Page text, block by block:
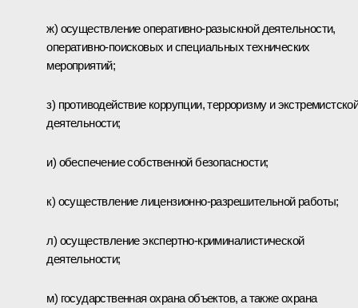
ж) осуществление оперативно-разыскной деятельности,
оперативно-поисковых и специальных технических
мероприятий;
з) противодействие коррупции, терроризму и
деятельности;
и) обеспечение собственной безопасности;
к) осуществление лицензионно-разрешительной работы;
л) осуществление экспертно-криминалистической
деятельности;
м) государственная охрана объектов, а также охрана